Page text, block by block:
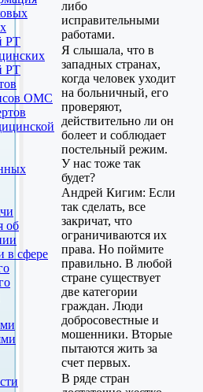
РТ
РТ
ОМС
об
в сфере
либо
исправительными
работами.
Я слышала, что в
западных странах,
когда человек уходит
на больничный, его
проверяют,
действительно ли он
болеет и соблюдает
постельный режим.
У нас тоже так
будет?
Андрей Кигим: Если
так сделать, все
закричат, что
ограничиваются их
права. Но поймите
правильно. В любой
стране существует
две категории
граждан. Люди
добросовестные и
мошенники. Вторые
пытаются жить за
счет первых.
В ряде стран